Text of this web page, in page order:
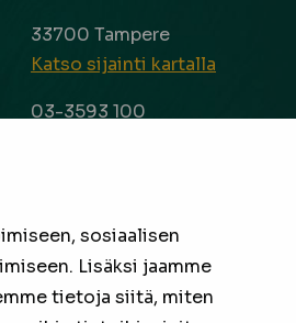
sosiaalisen
Lisäksi jaamme
tietoja siitä, miten
33700 Tampere
Katso sijainti kartalla
03-3593 100
la 9-14
FacebookInstagram